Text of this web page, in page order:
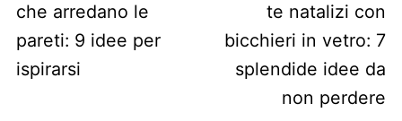
che arredano le
pareti: 9 idee per
ispirarsi
te natalizi con
bicchieri in vetro: 7
splendide idee da
non perdere